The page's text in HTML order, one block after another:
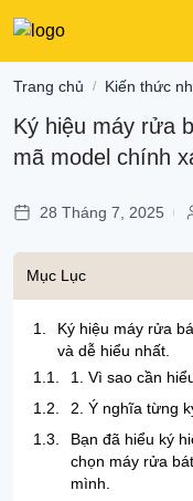
Trang chủ / Kiến thức
Ký hiệu máy rửa
mã model chính
28 Tháng 7, 2025 |
Mục Lục
1.
Ký hiệu máy rửa
và dễ hiểu nhất.
1.1.
1. Vì sao cần
1.2.
2. Ý nghĩa từng
1.3.
Bạn đã hiểu ký
chọn máy rửa
mình.